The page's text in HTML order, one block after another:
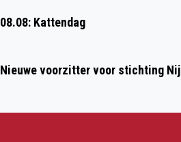
08.08: Kattendag
Nieuwe voorzitter voor stichting